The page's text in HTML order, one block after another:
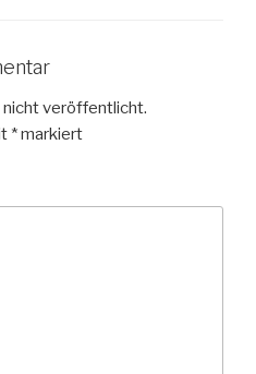
veröffentlicht.
*markiert